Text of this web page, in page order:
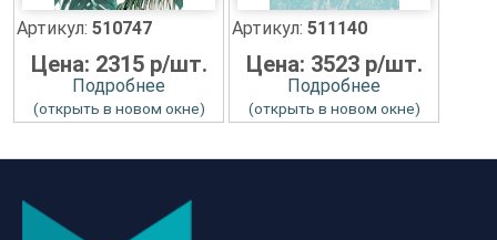
Артикул: 510747
Цена: 2315 р/шт.
Подробнее
(открыть в новом окне)
Артикул: 511140
Цена: 3523 р/шт.
Подробнее
(открыть в новом окне)